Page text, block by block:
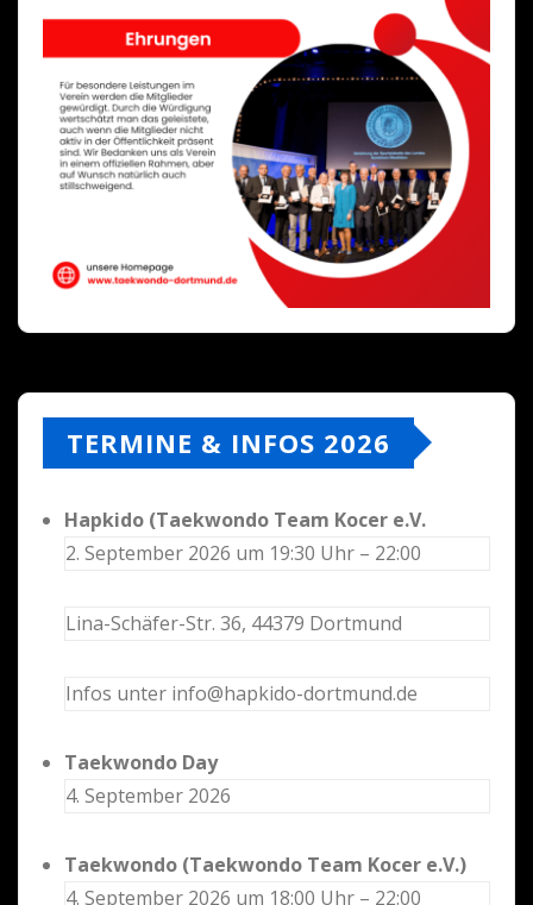
TERMINE & INFOS 2026
Hapkido (Taekwondo Team Kocer e.V.
2. September 2026 um 19:30 Uhr – 22:00
Lina-Schäfer-Str. 36, 44379 Dortmund
Infos unter info@hapkido-dortmund.de
Taekwondo Day
4. September 2026
Taekwondo (Taekwondo Team Kocer e.V.)
4. September 2026 um 18:00 Uhr – 22:00